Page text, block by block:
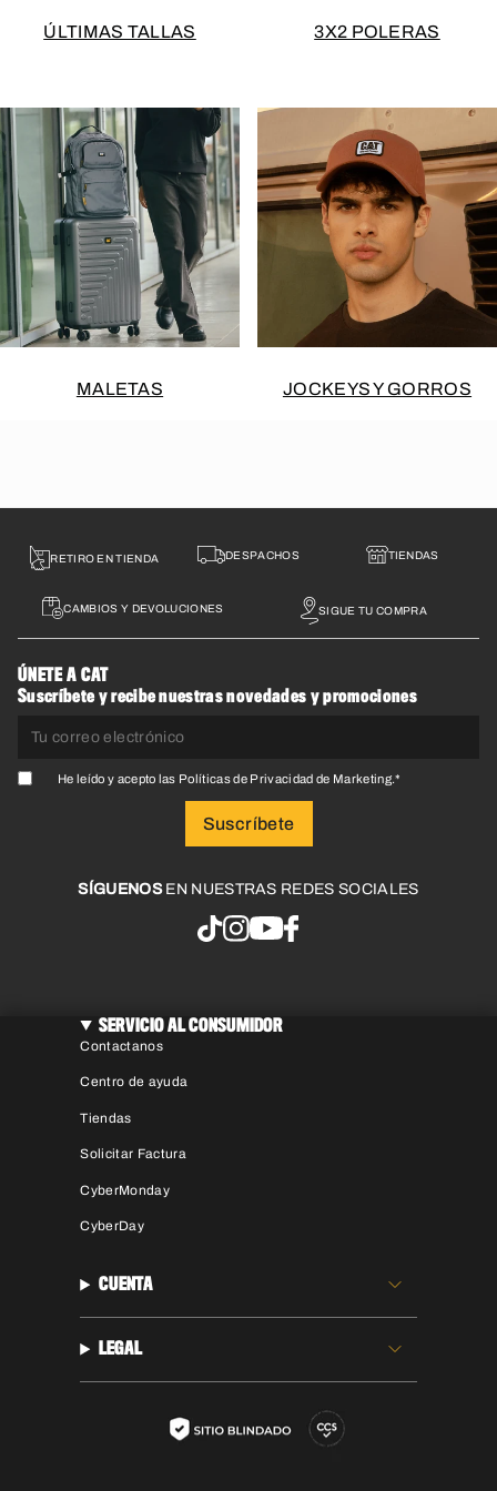
ÚLTIMAS TALLAS 3X2 POLERAS
MALETAS JOCKEYS Y GORROS
RETIRO EN TIENDA DESPACHOS TIENDAS
CAMBIOS Y DEVOLUCIONES SIGUE TU COMPRA
ÚNETE A CAT
Suscríbete y recibe nuestras novedades y promociones
He leído y acepto las Políticas de Privacidad de Marketing.*
SÍGUENOSEN NUESTRAS REDES SOCIALES
CUENTA
SERVICIO AL CONSUMIDOR
Contactanos
Centro de ayuda
Tiendas
Solicitar Factura
CyberMonday
CyberDay
LEGAL